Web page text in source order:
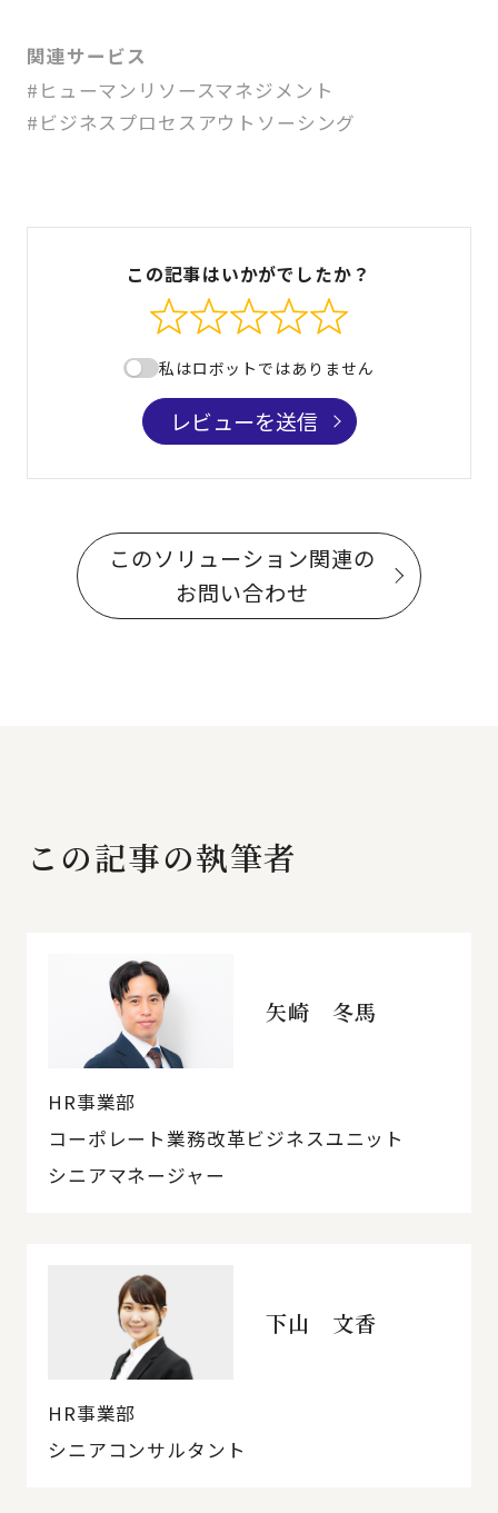
関連サービス
#ヒューマンリソースマネジメント
#ビジネスプロセスアウトソーシング
この記事はいかがでしたか？
私はロボットではありません
レビューを送信
このソリューション関連の
お問い合わせ
この記事の執筆者
矢崎 冬馬
HR事業部
コーポレート業務改革ビジネスユニット
シニアマネージャー
下山 文香
HR事業部
シニアコンサルタント